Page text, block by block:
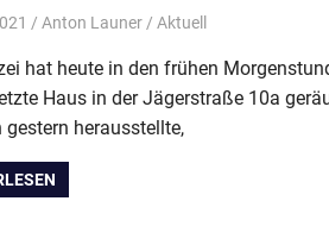
Anton Launer Aktuell
hat heute in den frühen
Haus in der Jägerstraße 10a
gestern herausstellte,